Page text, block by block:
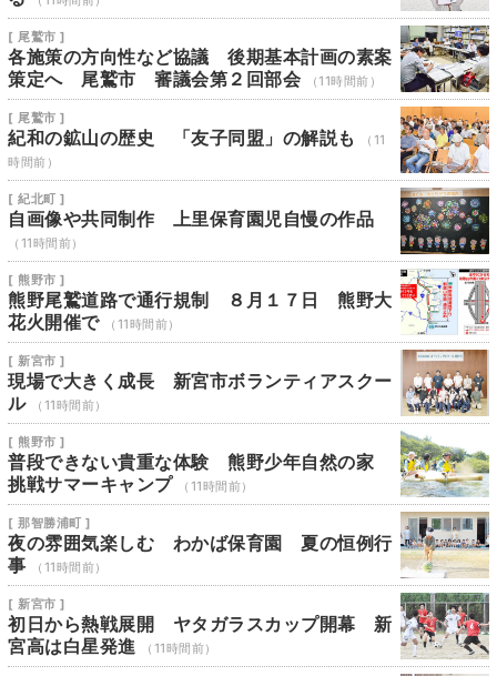
[ 尾鷲市 ]
各施策の方向性など協議 後期基本計画の素案
策定へ 尾鷲市 審議会第２回部会
（11時間前）
[ 尾鷲市 ]
紀和の鉱山の歴史 「友子同盟」の解説も
（11
時間前）
[ 紀北町 ]
自画像や共同制作 上里保育園児自慢の作品
（11時間前）
[ 熊野市 ]
熊野尾鷲道路で通行規制 ８月１７日 熊野大
花火開催で
（11時間前）
[ 新宮市 ]
現場で大きく成長 新宮市ボランティアスクー
ル
（11時間前）
[ 熊野市 ]
普段できない貴重な体験 熊野少年自然の家
挑戦サマーキャンプ
（11時間前）
[ 那智勝浦町 ]
夜の雰囲気楽しむ わかば保育園 夏の恒例行
事
（11時間前）
[ 新宮市 ]
初日から熱戦展開 ヤタガラスカップ開幕 新
宮高は白星発進
（11時間前）